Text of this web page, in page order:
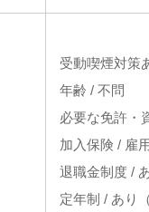
受動喫煙対策
年齢 / 不問
必要な免許・
加入保険 / 雇
退職金制度 /
定年制 / あり